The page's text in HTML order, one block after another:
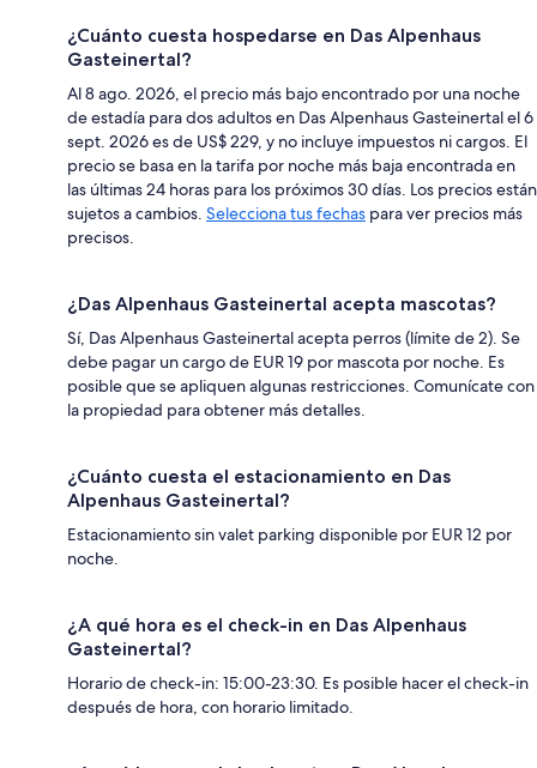
¿Cuánto cuesta hospedarse en Das Alpenhaus
Gasteinertal?
Al 8 ago. 2026, el precio más bajo encontrado por una noche
de estadía para dos adultos en Das Alpenhaus Gasteinertal el 6
sept. 2026 es de US$ 229, y no incluye impuestos ni cargos. El
precio se basa en la tarifa por noche más baja encontrada en
las últimas 24 horas para los próximos 30 días. Los precios están
sujetos a cambios. Selecciona tus fechas para ver precios más
precisos.
¿Das Alpenhaus Gasteinertal acepta mascotas?
Sí, Das Alpenhaus Gasteinertal acepta perros (límite de 2). Se
debe pagar un cargo de EUR 19 por mascota por noche. Es
posible que se apliquen algunas restricciones. Comunícate con
la propiedad para obtener más detalles.
¿Cuánto cuesta el estacionamiento en Das
Alpenhaus Gasteinertal?
Estacionamiento sin valet parking disponible por EUR 12 por
noche.
¿A qué hora es el check-in en Das Alpenhaus
Gasteinertal?
Horario de check-in: 15:00-23:30. Es posible hacer el check-in
después de hora, con horario limitado.